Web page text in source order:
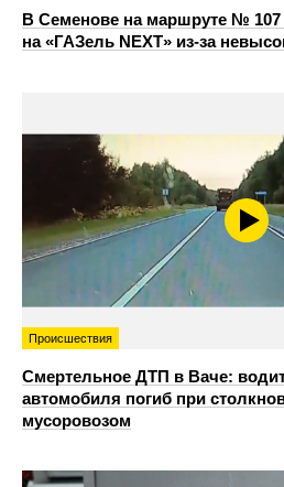
В Семенове на маршруте №
на «ГАЗель NEXT» из‑за
Происшествия
Смертельное ДТП в Ваче:
автомобиля погиб при
мусоровозом